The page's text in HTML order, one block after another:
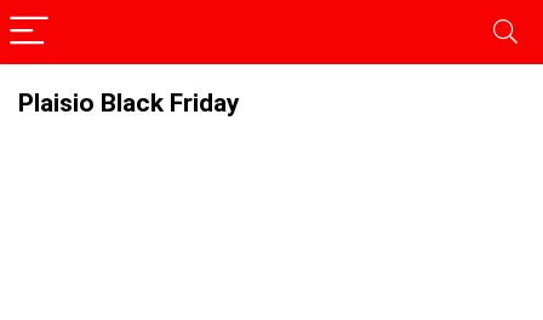
Plaisio Black Friday